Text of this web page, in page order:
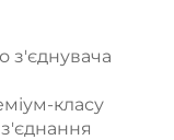
з'єднувача
класу